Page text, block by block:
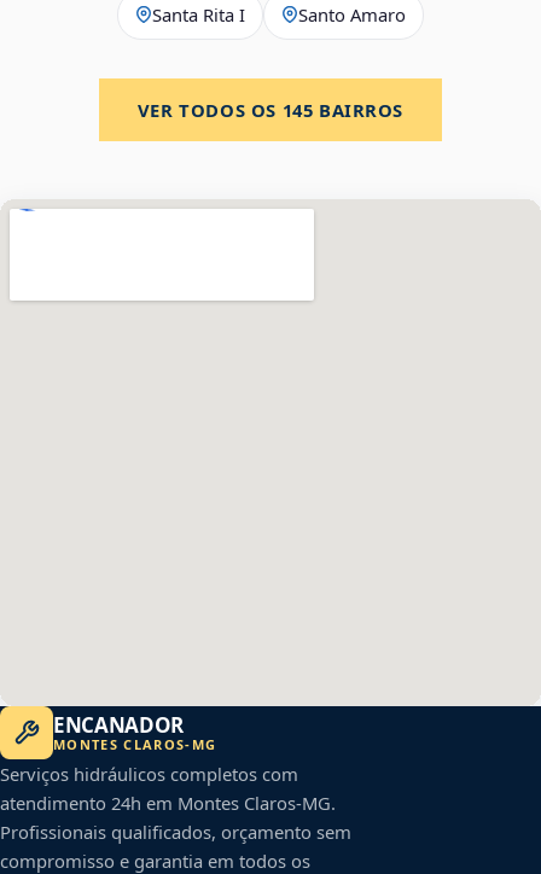
Santa Rita I Santo Amaro
VER TODOS OS 145 BAIRROS
ENCANADOR
MONTES CLAROS- MG
Serviços hidráulicos completos com
atendimento 24h em Montes Claros-MG.
Profissionais qualificados, orçamento sem
compromisso e garantia em todos os